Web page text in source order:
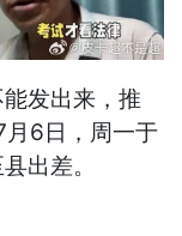
发出来，推
6日，周一于
出差。